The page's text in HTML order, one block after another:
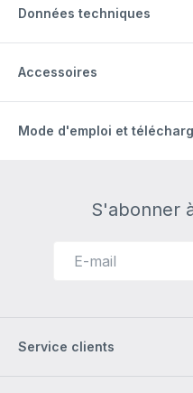
Données techniques
Accessoires
Mode d'emploi et
S'abonner
Service clients